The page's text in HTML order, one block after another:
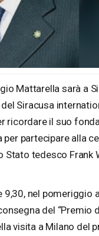
Mattarella sarà a
Siracusa
ricordare il suo
partecipare alla
Stato tedesco Frank
nel pomeriggio
del “Premio
visita a Milano del